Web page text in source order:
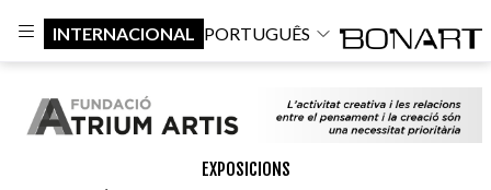
INTERNACIONAL PORTUGUÊS
EXPOSICIONS